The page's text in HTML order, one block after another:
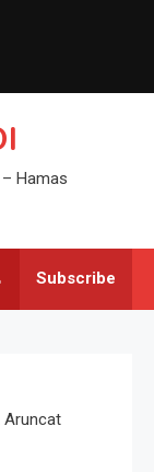
Hamas
Subscribe
Aruncat